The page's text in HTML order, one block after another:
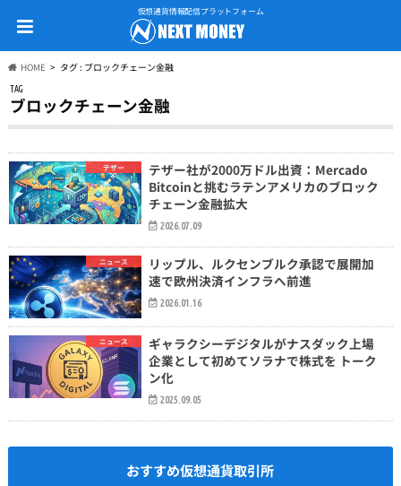
仮想通貨情報配信プラットフォーム
HOME タグ : ブロックチェーン金融
TAG
ブロックチェーン金融
テザー
テザー社が2000万ドル出資：Mercado
Bitcoinと挑むラテンアメリカのブロック
チェーン金融拡大
2026.07.09
ニュース
リップル、ルクセンブルク承認で展開加
速で欧州決済インフラへ前進
2026.01.16
ニュース
ギャラクシーデジタルがナスダック上場
企業として初めてソラナで株式を トーク
ン化
2025.09.05
おすすめ仮想通貨取引所